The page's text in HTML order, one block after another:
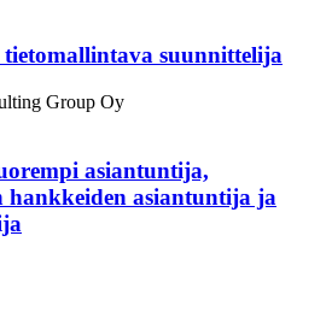
suunnittelija
Group Oy
asiantuntija,
hankkeiden asiantuntija ja